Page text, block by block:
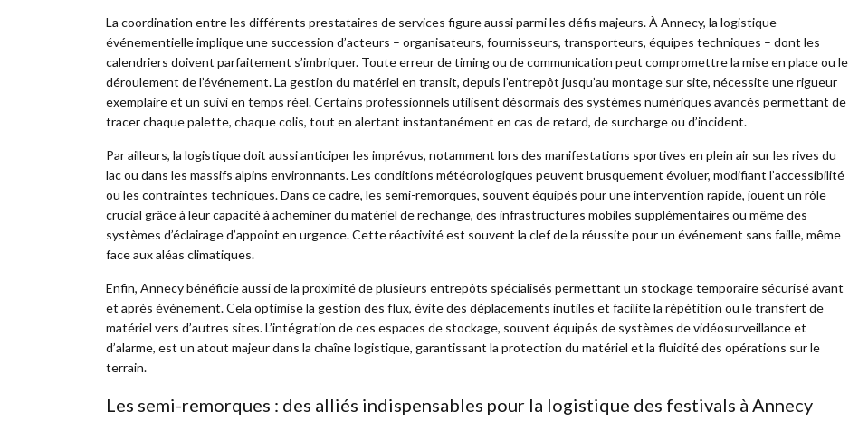
La coordination entre les différents prestataires de services figure aussi parmi les défis majeurs. À Annecy, la logistique
événementielle implique une succession d’acteurs – organisateurs, fournisseurs, transporteurs, équipes techniques – dont les
calendriers doivent parfaitement s’imbriquer. Toute erreur de timing ou de communication peut compromettre la mise en place ou le
déroulement de l’événement. La gestion du matériel en transit, depuis l’entrepôt jusqu’au montage sur site, nécessite une rigueur
exemplaire et un suivi en temps réel. Certains professionnels utilisent désormais des systèmes numériques avancés permettant de
tracer chaque palette, chaque colis, tout en alertant instantanément en cas de retard, de surcharge ou d’incident.
Par ailleurs, la logistique doit aussi anticiper les imprévus, notamment lors des manifestations sportives en plein air sur les rives du
lac ou dans les massifs alpins environnants. Les conditions météorologiques peuvent brusquement évoluer, modifiant l’accessibilité
ou les contraintes techniques. Dans ce cadre, les semi-remorques, souvent équipés pour une intervention rapide, jouent un rôle
crucial grâce à leur capacité à acheminer du matériel de rechange, des infrastructures mobiles supplémentaires ou même des
systèmes d’éclairage d’appoint en urgence. Cette réactivité est souvent la clef de la réussite pour un événement sans faille, même
face aux aléas climatiques.
Enfin, Annecy bénéficie aussi de la proximité de plusieurs entrepôts spécialisés permettant un stockage temporaire sécurisé avant
et après événement. Cela optimise la gestion des flux, évite des déplacements inutiles et facilite la répétition ou le transfert de
matériel vers d’autres sites. L’intégration de ces espaces de stockage, souvent équipés de systèmes de vidéosurveillance et
d’alarme, est un atout majeur dans la chaîne logistique, garantissant la protection du matériel et la fluidité des opérations sur le
terrain.
Les semi-remorques : des alliés indispensables pour la logistique des festivals à Annecy